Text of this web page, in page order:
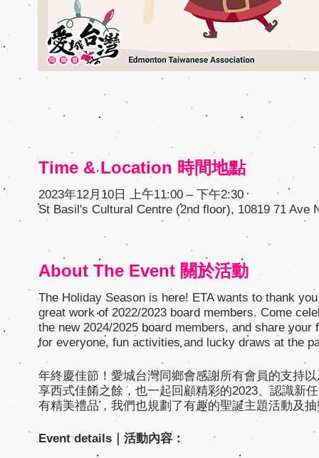
Time & Location 時間地點
2023年12月10日 上午11:00 – 下午2:30
St Basil's Cultural Centre (2nd floor), 10819 71 Ave
About The Event 關於活動
The Holiday Season is here! ETA wants to thank
great work of 2022/2023 board members. Come
the new 2024/2025 board members, and share
for everyone, fun activities and lucky draws at the
年終慶佳節！愛城台灣同鄉會感謝所有會員的支持
享西式佳餚之餘，也一起回顧精彩的2023、認識新
有精美禮品，我們也規劃了有趣的聖誕主題活動及
Event details｜活動內容：